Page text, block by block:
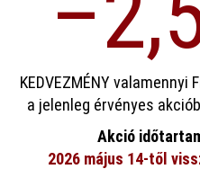
Emellett a Modulus Pur
és belső oldala.
használ, hogy a lehető legjobb
Csak funkcionális cookie
KEDVEZMÉNY valamennyi
a jelenleg érvényes
Akció
2026 május 14-től